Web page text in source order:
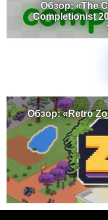
Обзор: «The
Completionist
Обзор: «Retro